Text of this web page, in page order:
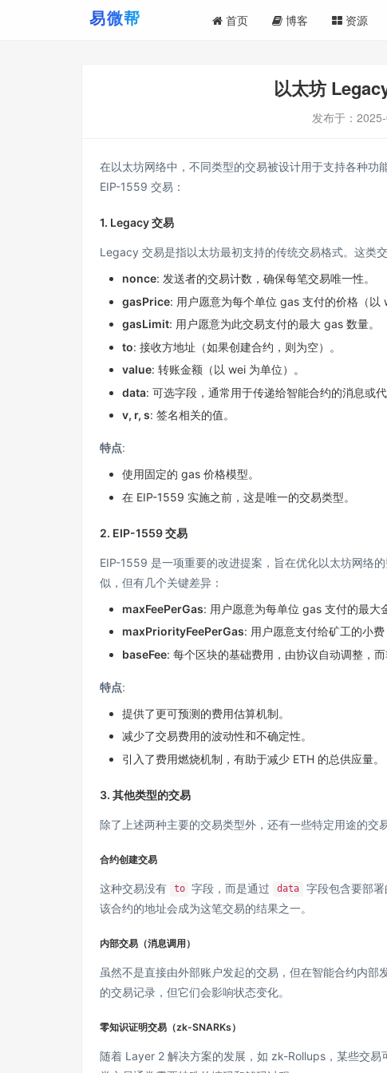
首页 博客 资源
以太坊
发布于：
在以太坊网络中，不同类型的交易被设计用于支持各种
EIP-1559 交易：
1. Legacy 交易
Legacy 交易是指以太坊最初支持的传统交易格式。这类
nonce: 发送者的交易计数，确保每笔交易唯一性。
gasPrice: 用户愿意为每个单位 gas 支付的价格（以
gasLimit: 用户愿意为此交易支付的最大 gas 数量。
to: 接收方地址（如果创建合约，则为空）。
value: 转账金额（以 wei 为单位）。
data: 可选字段，通常用于传递给智能合约的消息或
v, r, s: 签名相关的值。
特点:
使用固定的 gas 价格模型。
在 EIP-1559 实施之前，这是唯一的交易类型。
2. EIP-1559 交易
EIP-1559 是一项重要的改进提案，旨在优化以太坊网络
似，但有几个关键差异：
maxFeePerGas: 用户愿意为每单位 gas 支付的最大
maxPriorityFeePerGas: 用户愿意支付给矿工的小
baseFee: 每个区块的基础费用，由协议自动调整，
特点:
提供了更可预测的费用估算机制。
减少了交易费用的波动性和不确定性。
引入了费用燃烧机制，有助于减少 ETH 的总供应量。
3. 其他类型的交易
除了上述两种主要的交易类型外，还有一些特定用途的交
合约创建交易
这种交易没有 to 字段，而是通过 data
字段包含要部
该合约的地址会成为这笔交易的结果之一。
内部交易（消息调用）
虽然不是直接由外部账户发起的交易，但在智能合约内部
的交易记录，但它们会影响状态变化。
零知识证明交易（zk-SNARKs）
随着 Layer 2 解决方案的发展，如 zk-Rollups，某些交